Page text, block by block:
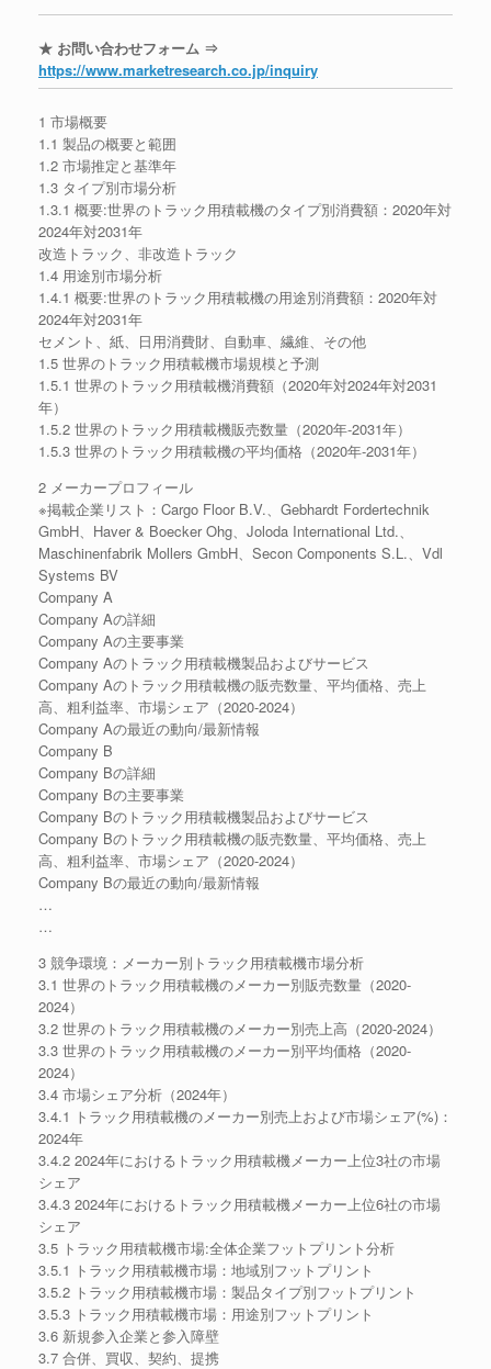
★ お問い合わせフォーム ⇒
https://www.marketresearch.co.jp/inquiry
1 市場概要
1.1 製品の概要と範囲
1.2 市場推定と基準年
1.3 タイプ別市場分析
1.3.1 概要:世界のトラック用積載機のタイプ別消費額：2020年対
2024年対2031年
改造トラック、非改造トラック
1.4 用途別市場分析
1.4.1 概要:世界のトラック用積載機の用途別消費額：2020年対
2024年対2031年
セメント、紙、日用消費財、自動車、繊維、その他
1.5 世界のトラック用積載機市場規模と予測
1.5.1 世界のトラック用積載機消費額（2020年対2024年対2031
年）
1.5.2 世界のトラック用積載機販売数量（2020年-2031年）
1.5.3 世界のトラック用積載機の平均価格（2020年-2031年）
2 メーカープロフィール
※掲載企業リスト：Cargo Floor B.V.、Gebhardt Fordertechnik
GmbH、Haver & Boecker Ohg、Joloda International Ltd.、
Maschinenfabrik Mollers GmbH、Secon Components S.L.、Vdl
Systems BV
Company A
Company Aの詳細
Company Aの主要事業
Company Aのトラック用積載機製品およびサービス
Company Aのトラック用積載機の販売数量、平均価格、売上
高、粗利益率、市場シェア（2020-2024）
Company Aの最近の動向/最新情報
Company B
Company Bの詳細
Company Bの主要事業
Company Bのトラック用積載機製品およびサービス
Company Bのトラック用積載機の販売数量、平均価格、売上
高、粗利益率、市場シェア（2020-2024）
Company Bの最近の動向/最新情報
…
…
3 競争環境：メーカー別トラック用積載機市場分析
3.1 世界のトラック用積載機のメーカー別販売数量（2020-
2024）
3.2 世界のトラック用積載機のメーカー別売上高（2020-2024）
3.3 世界のトラック用積載機のメーカー別平均価格（2020-
2024）
3.4 市場シェア分析（2024年）
3.4.1 トラック用積載機のメーカー別売上および市場シェア(%)：
2024年
3.4.2 2024年におけるトラック用積載機メーカー上位3社の市場
シェア
3.4.3 2024年におけるトラック用積載機メーカー上位6社の市場
シェア
3.5 トラック用積載機市場:全体企業フットプリント分析
3.5.1 トラック用積載機市場：地域別フットプリント
3.5.2 トラック用積載機市場：製品タイプ別フットプリント
3.5.3 トラック用積載機市場：用途別フットプリント
3.6 新規参入企業と参入障壁
3.7 合併、買収、契約、提携